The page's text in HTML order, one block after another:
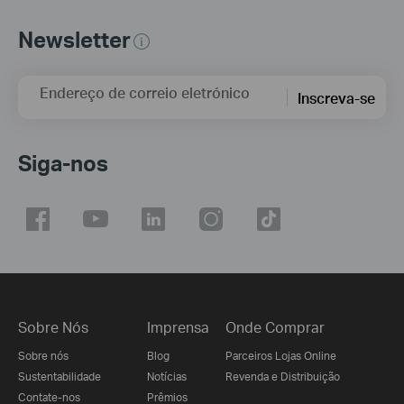
Newsletter
Endereço de correio eletrónico Inscreva-se
Siga-nos
Sobre Nós
Sobre nós
Sustentabilidade
Contate-nos
Imprensa
Blog
Notícias
Prêmios
Onde Comprar
Parceiros Lojas Online
Revenda e Distribuição